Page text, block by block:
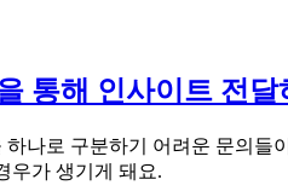
통해 인사이트 전달
하나로 구분하기 어려운 문의
우가 생기게 돼요.